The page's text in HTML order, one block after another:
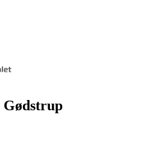
Gødstrup